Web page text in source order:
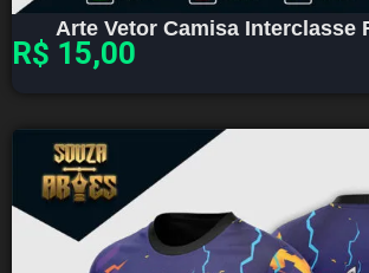
Arte Vetor Camisa Interclasse
R$ 15,00